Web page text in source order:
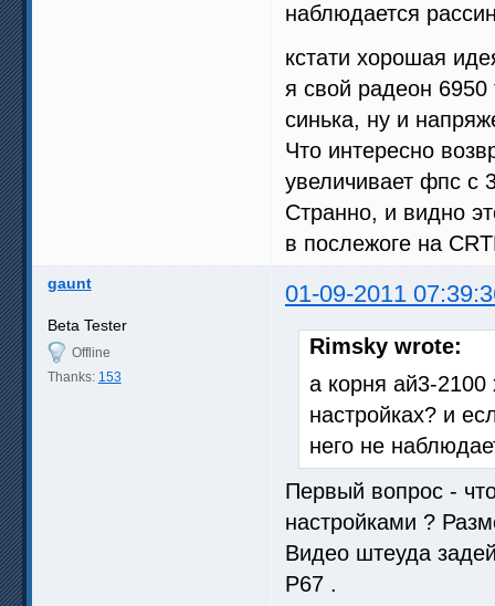
наблюдается
кстати хорошая
я свой радеон
синька, ну и
Что интересно
увеличивает фпс с
Странно, и видно
в послежоге на
gaunt 01-09-2011
Beta Tester
Offline
Thanks: 153
Rimsky wrote:
а корня ай3-2100
настройках? и
него не
Первый вопрос -
настройками ?
Видео штеуда
Р67 .